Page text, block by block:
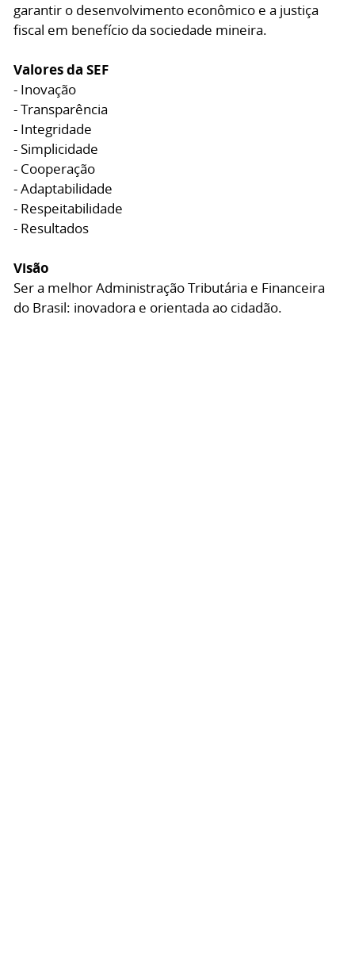
garantir o desenvolvimento econômico e a justiça
fiscal em benefício da sociedade mineira.
Valores da SEF
- Inovação
- Transparência
- Integridade
- Simplicidade
- Cooperação
- Adaptabilidade
- Respeitabilidade
- Resultados
Visão
Ser a melhor Administração Tributária e Financeira
do Brasil: inovadora e orientada ao cidadão.